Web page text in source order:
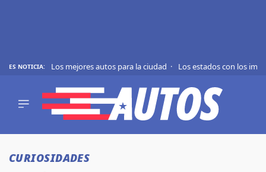
ES NOTICIA: Los mejores autos para la ciudad Los estados con los
SHOWS
CURIOSIDADES